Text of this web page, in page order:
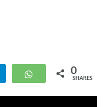
Telegram WhatsApp
0
SHARES